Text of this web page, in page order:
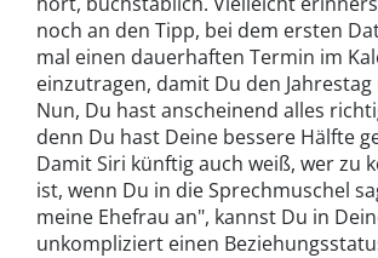
noch an den Tipp, bei dem ersten
mal einen dauerhaften Termin im
einzutragen, damit Du den
Nun, Du hast anscheinend alles
denn Du hast Deine bessere Hälfte
Damit Siri künftig auch weiß, wer zu
ist, wenn Du in die Sprechmuschel
meine Ehefrau an", kannst Du in
unkompliziert einen